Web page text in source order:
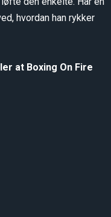
hvordan han rykker
at Boxing On Fire